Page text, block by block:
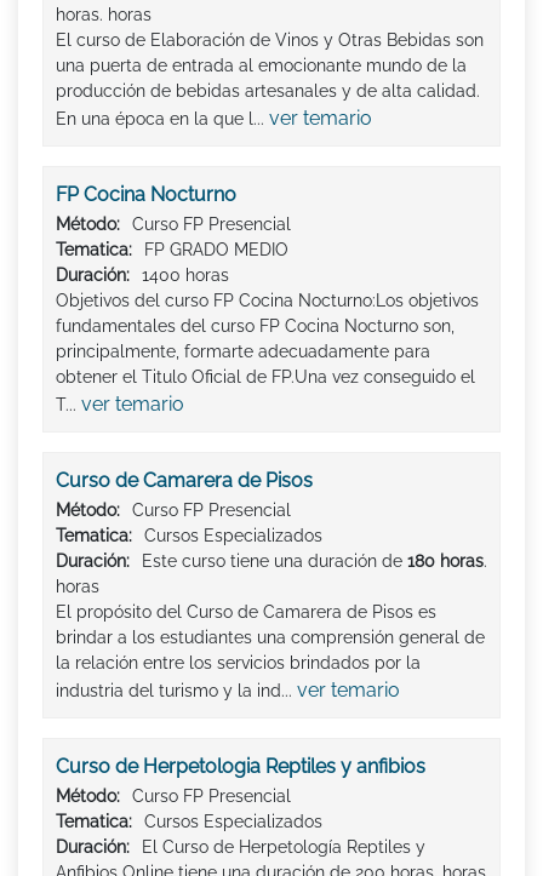
horas. horas
El curso de Elaboración de Vinos y Otras Bebidas son
una puerta de entrada al emocionante mundo de la
producción de bebidas artesanales y de alta calidad.
En una época en la que l... ver temario
FP Cocina Nocturno
Método:
Curso FP Presencial
Tematica:
FP GRADO MEDIO
Duración:
1400 horas
Objetivos del curso FP Cocina Nocturno:Los objetivos
fundamentales del curso FP Cocina Nocturno son,
principalmente, formarte adecuadamente para
obtener el Titulo Oficial de FP.Una vez conseguido el
T... ver temario
Curso de Camarera de Pisos
Método:
Curso FP Presencial
Tematica:
Cursos Especializados
Duración:
Este curso tiene una duración de 180 horas.
horas
El propósito del Curso de Camarera de Pisos es
brindar a los estudiantes una comprensión general de
la relación entre los servicios brindados por la
industria del turismo y la ind... ver temario
Curso de Herpetologia Reptiles y anfibios
Método:
Curso FP Presencial
Tematica:
Cursos Especializados
Duración:
El Curso de Herpetología Reptiles y
Anfibios Online tiene una duración de 200 horas. horas